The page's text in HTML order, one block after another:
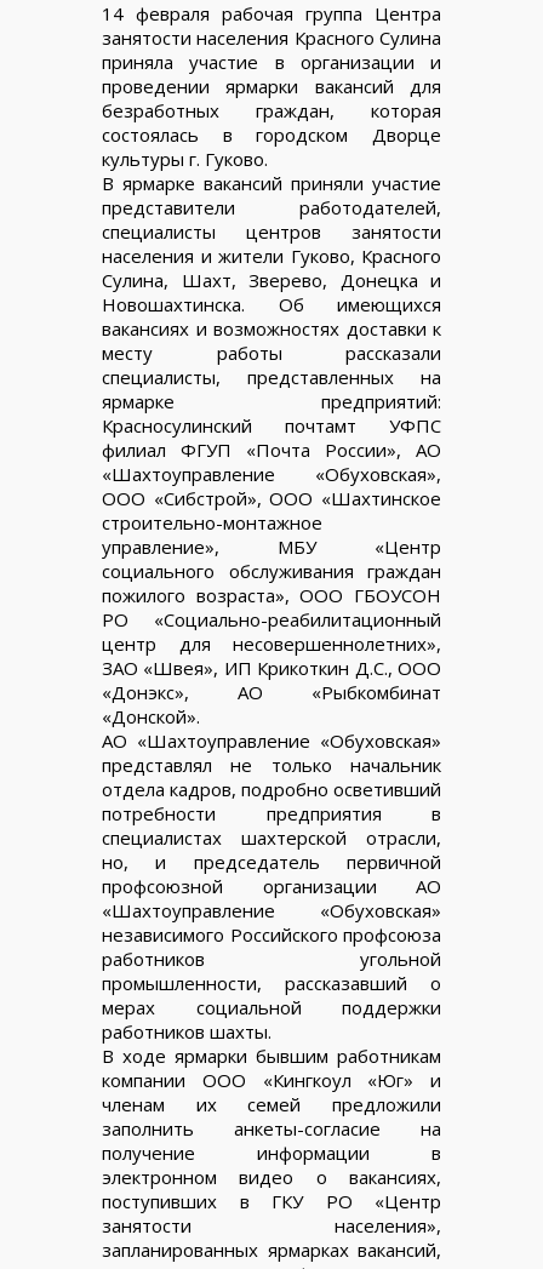
14 февраля рабочая группа Центра
занятости населения Красного Сулина
приняла участие в организации и
проведении ярмарки вакансий для
безработных граждан, которая
состоялась в городском Дворце
культуры г. Гуково.
В ярмарке вакансий приняли участие
представители работодателей,
специалисты центров занятости
населения и жители Гуково, Красного
Сулина, Шахт, Зверево, Донецка и
Новошахтинска. Об имеющихся
вакансиях и возможностях доставки к
месту работы рассказали
специалисты, представленных на
ярмарке предприятий:
Красносулинский почтамт УФПС
филиал ФГУП «Почта России», АО
«Шахтоуправление «Обуховская»,
ООО «Сибстрой», ООО «Шахтинское
строительно-монтажное
управление», МБУ «Центр
социального обслуживания граждан
пожилого возраста», ООО ГБОУСОН
РО «Социально-реабилитационный
центр для несовершеннолетних»,
ЗАО «Швея», ИП Крикоткин Д.С., ООО
«Донэкс», АО «Рыбкомбинат
«Донской».
АО «Шахтоуправление «Обуховская»
представлял не только начальник
отдела кадров, подробно осветивший
потребности предприятия в
специалистах шахтерской отрасли,
но, и председатель первичной
профсоюзной организации АО
«Шахтоуправление «Обуховская»
независимого Российского профсоюза
работников угольной
промышленности, рассказавший о
мерах социальной поддержки
работников шахты.
В ходе ярмарки бывшим работникам
компании ООО «Кингкоул «Юг» и
членам их семей предложили
заполнить анкеты-согласие на
получение информации в
электронном видео о вакансиях,
поступивших в ГКУ РО «Центр
занятости населения»,
запланированных ярмарках вакансий,